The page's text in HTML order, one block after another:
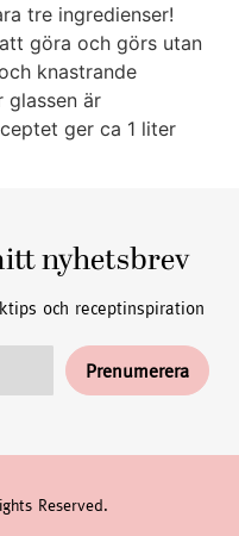
tre ingredienser!
göra och görs utan
knastrande
glassen är
ger ca 1 liter
nyhetsbrev
och receptinspiration
Reserved.